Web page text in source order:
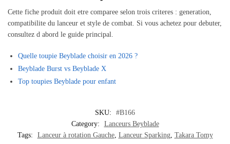
Cette fiche produit doit etre comparee selon trois criteres : generation,
compatibilite du lanceur et style de combat. Si vous achetez pour debuter,
consultez d abord le guide principal.
Quelle toupie Beyblade choisir en 2026 ?
Beyblade Burst vs Beyblade X
Top toupies Beyblade pour enfant
SKU:
#B166
Category:
Lanceurs Beyblade
Tags:
Lanceur à rotation Gauche, Lanceur Sparking, Takara Tomy